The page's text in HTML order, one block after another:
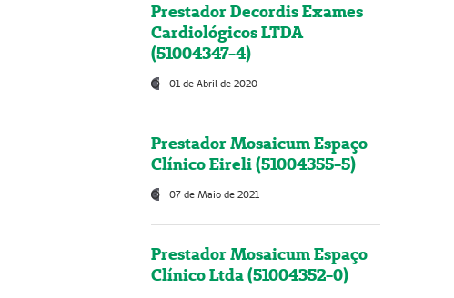
Prestador Decordis Exames
Cardiológicos LTDA
(51004347-4)
01 de Abril de 2020
Prestador Mosaicum Espaço
Clínico Eireli (51004355-5)
07 de Maio de 2021
Prestador Mosaicum Espaço
Clínico Ltda (51004352-0)